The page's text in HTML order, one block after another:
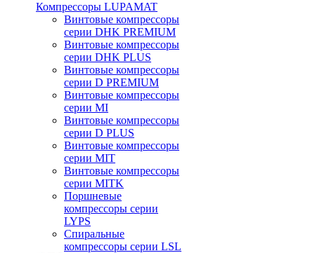
Компрессоры LUPAMAT
Винтовые компрессоры
серии DHK PREMIUM
Винтовые компрессоры
серии DHK PLUS
Винтовые компрессоры
серии D PREMIUM
Винтовые компрессоры
серии MI
Винтовые компрессоры
серии D PLUS
Винтовые компрессоры
серии MIT
Винтовые компрессоры
серии MITK
Поршневые
компрессоры серии
LYPS
Спиральные
компрессоры серии LSL